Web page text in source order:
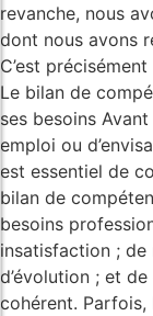
revanche, nous
dont nous avons
C’est
Le bilan de
ses besoins
emploi ou
est essentiel de
bilan de
besoins
insatisfaction ; de
d’évolution ; et
cohérent.